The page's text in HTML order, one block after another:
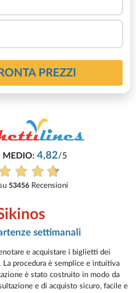
PREZZI
4,82/5
53456Recensioni
settimanali
e acquistare i biglietti dei
. La procedura è semplice e intuitiva
è stato costruito in modo da
e di acquisto sicuro, facile e